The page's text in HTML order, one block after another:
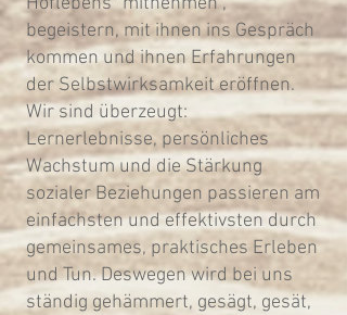
begeistern, mit ihnen ins Gespräch
kommen und ihnen Erfahrungen
der Selbstwirksamkeit eröffnen.
Wir sind überzeugt:
Lernerlebnisse, persönliches
Wachstum und die Stärkung
sozialer Beziehungen passieren am
einfachsten und effektivsten durch
gemeinsames, praktisches Erleben
und Tun. Deswegen wird bei uns
ständig gehämmert, gesägt, gesät,